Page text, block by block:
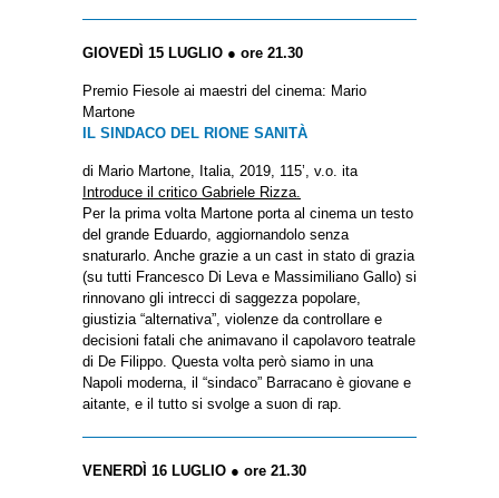
GIOVEDÌ 15 LUGLIO ● ore 21.30
Premio Fiesole ai maestri del cinema: Mario
Martone
IL SINDACO DEL RIONE SANITÀ
di Mario Martone, Italia, 2019, 115’, v.o. ita
Introduce il critico Gabriele Rizza.
Per la prima volta Martone porta al cinema un testo
del grande Eduardo, aggiornandolo senza
snaturarlo. Anche grazie a un cast in stato di grazia
(su tutti Francesco Di Leva e Massimiliano Gallo) si
rinnovano gli intrecci di saggezza popolare,
giustizia “alternativa”, violenze da controllare e
decisioni fatali che animavano il capolavoro teatrale
di De Filippo. Questa volta però siamo in una
Napoli moderna, il “sindaco” Barracano è giovane e
aitante, e il tutto si svolge a suon di rap.
VENERDÌ 16 LUGLIO ● ore 21.30